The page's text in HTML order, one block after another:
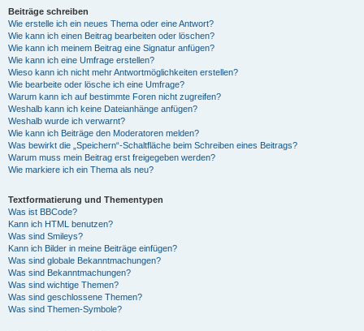
Beiträge schreiben
Wie erstelle ich ein neues Thema oder eine Antwort?
Wie kann ich einen Beitrag bearbeiten oder löschen?
Wie kann ich meinem Beitrag eine Signatur anfügen?
Wie kann ich eine Umfrage erstellen?
Wieso kann ich nicht mehr Antwortmöglichkeiten erstellen?
Wie bearbeite oder lösche ich eine Umfrage?
Warum kann ich auf bestimmte Foren nicht zugreifen?
Weshalb kann ich keine Dateianhänge anfügen?
Weshalb wurde ich verwarnt?
Wie kann ich Beiträge den Moderatoren melden?
Was bewirkt die „Speichern“-Schaltfläche beim Schreiben eines Beitrags?
Warum muss mein Beitrag erst freigegeben werden?
Wie markiere ich ein Thema als neu?
Textformatierung und Thementypen
Was ist BBCode?
Kann ich HTML benutzen?
Was sind Smileys?
Kann ich Bilder in meine Beiträge einfügen?
Was sind globale Bekanntmachungen?
Was sind Bekanntmachungen?
Was sind wichtige Themen?
Was sind geschlossene Themen?
Was sind Themen-Symbole?